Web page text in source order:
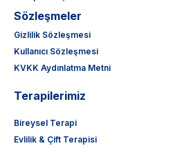
Sözleşmeler
Gizlilik Sözleşmesi
Kullanıcı Sözleşmesi
KVKK Aydınlatma Metni
Terapilerimiz
Bireysel Terapi
Evlilik & Çift Terapisi